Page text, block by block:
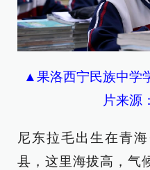
▲果洛西宁民族中学
片来源
尼东拉毛出生在青
县，这里海拔高，气